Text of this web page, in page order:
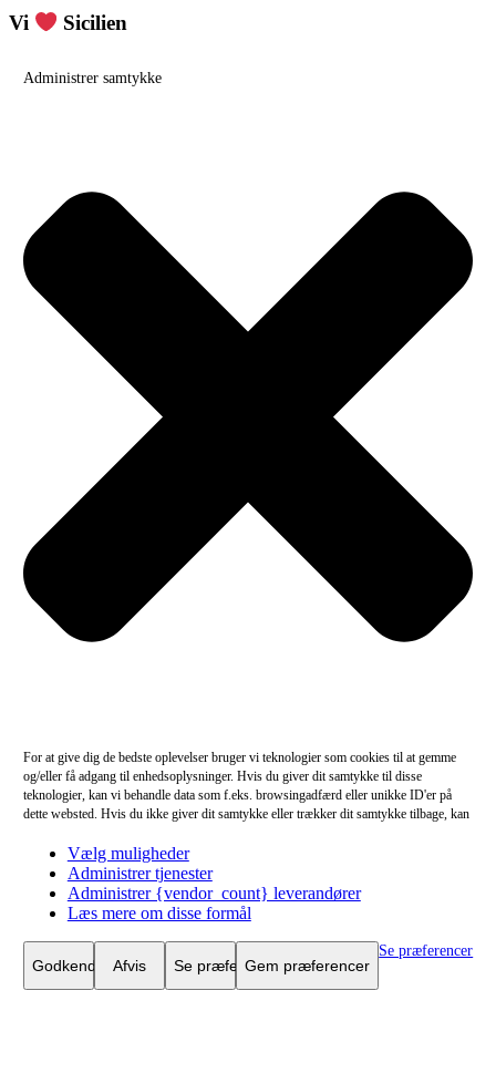
Vi
Sicilien
Administrer samtykke
For at give dig de bedste oplevelser bruger vi teknologier som cookies til at gemme
og/eller få adgang til enhedsoplysninger. Hvis du giver dit samtykke til disse
teknologier, kan vi behandle data som f.eks. browsingadfærd eller unikke ID'er på
dette websted. Hvis du ikke giver dit samtykke eller trækker dit samtykke tilbage, kan
Funktionsdygtig
Funktionsdygtig
Altid aktiv
Præferencer
Præferencer
Statistikker
Statistikker
Marketing
Vælg muligheder
Administrer tjenester
Administrer {vendor_count} leverandører
Læs mere om disse formål
Godkend Afvis Se præferencerGem præferencer
Se præferencer